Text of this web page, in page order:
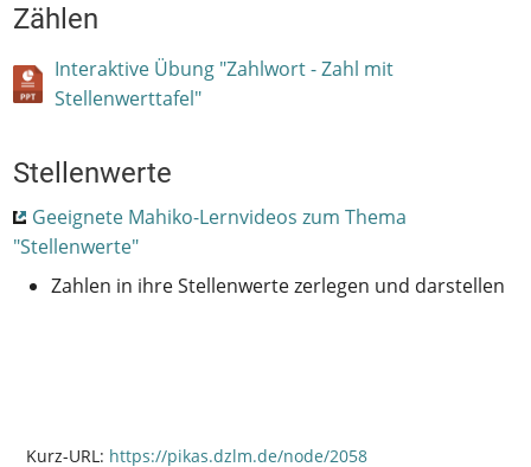
Zählen
Interaktive Übung "Zahlwort - Zahl mit
Stellenwerttafel"
Stellenwerte
Geeignete Mahiko-Lernvideos zum Thema
"Stellenwerte"
Zahlen in ihre Stellenwerte zerlegen und darstellen
Kurz-URL: https://pikas.dzlm.de/node/2058